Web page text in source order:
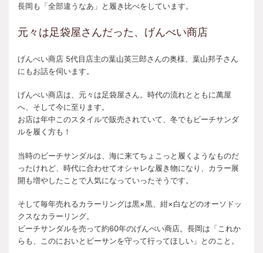
長岡も「全部違うなあ」と履き比べをしています。
元々は足袋屋さんだった、げんべい商店
げんべい商店 5代目店主の葉山英三郎さんの奥様、葉山邦子さん
にもお話を伺います。
げんべい商店は、元々は足袋屋さん。時代の流れとともに萬屋
へ、そして今に至ります。
お店は年中このスタイルで販売されていて、冬でもビーチサンダ
ルを履く方も！
当時のビーチサンダルは、海に来てちょこっと履くようなものだ
ったけれど、時代に合わせてオシャレな履き物になり、カラー展
開も増やしたことで人気になっていったそうです。
そして毎年売れるカラーリングは黒×黒、紺×白などのオーソドッ
クスなカラーリング。
ビーチサンダルを売って約60年のげんべい商店。長岡は「これか
らも、このにおいとビーサンを守って行ってほしい」とのこと。